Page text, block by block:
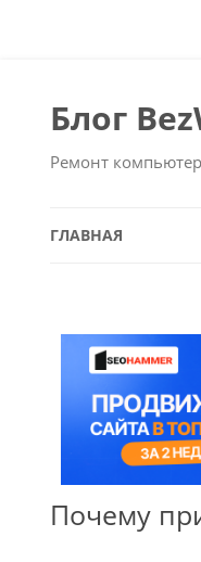
Блог
Ремонт
ГЛАВНАЯ
Почему